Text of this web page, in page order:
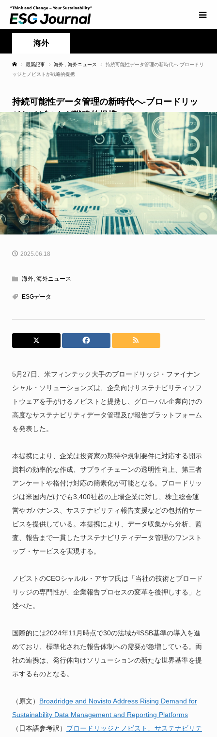
海外
最新記事 海外 海外ニュース
持続可能性データ管理の新時代へ-ブロードリ
ッジとノビストが戦略的提携
持続可能性データ管理の新時代へ-ブロードリッ
ジとノビストが戦略的提携
2025.06.18
海外, 海外ニュース
ESGデータ
5月27日、米フィンテック大手のブロードリッジ・ファイナン
シャル・ソリューションズは、企業向けサステナビリティソフ
トウェアを手がけるノビストと提携し、グローバル企業向けの
高度なサステナビリティデータ管理及び報告プラットフォーム
を発表した。
本提携により、企業は投資家の期待や規制要件に対応する開示
資料の効率的な作成、サプライチェーンの透明性向上、第三者
アンケートや格付け対応の簡素化が可能となる。ブロードリッ
ジは米国内だけでも3,400社超の上場企業に対し、株主総会運
営やガバナンス、サステナビリティ報告支援などの包括的サー
ビスを提供している。本提携により、データ収集から分析、監
査、報告まで一貫したサステナビリティデータ管理のワンスト
ップ・サービスを実現する。
ノビストのCEOシャルル・アサフ氏は「当社の技術とブロード
リッジの専門性が、企業報告プロセスの変革を後押しする」と
述べた。
国際的には2024年11月時点で30の法域がISSB基準の導入を進
めており、標準化された報告体制への需要が急増している。両
社の連携は、発行体向けソリューションの新たな世界基準を提
示するものとなる。
（原文） Broadridge and Novisto Address Rising Demand for
Sustainability Data Management and Reporting Platforms
（日本語参考訳） ブロードリッジとノビスト、サステナビリテ